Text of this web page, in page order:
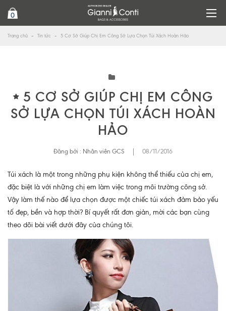
0
Trang chủ Tin tức 5 Cơ Sở Giúp Chị Em Công Sở Lựa Chọn Túi Xách Hoàn Hảo
5 CƠ SỞ GIÚP CHỊ EM CÔNG
SỞ LỰA CHỌN TÚI XÁCH HOÀN
HẢO
Đăng bởi : Nhân viên GCS 08/11/2016
Túi xách là một trong những phụ kiện không thể thiếu của chị em,
đặc biệt là với những chị em làm việc trong môi trường công sở.
Vậy làm thế nào để lựa chọn được một chiếc túi xách đảm bảo yếu
tố đẹp, bền và hợp thời? Bí quyết rất đơn giản, mời các bạn cùng
theo dõi bài viết dưới đây của chúng tôi.